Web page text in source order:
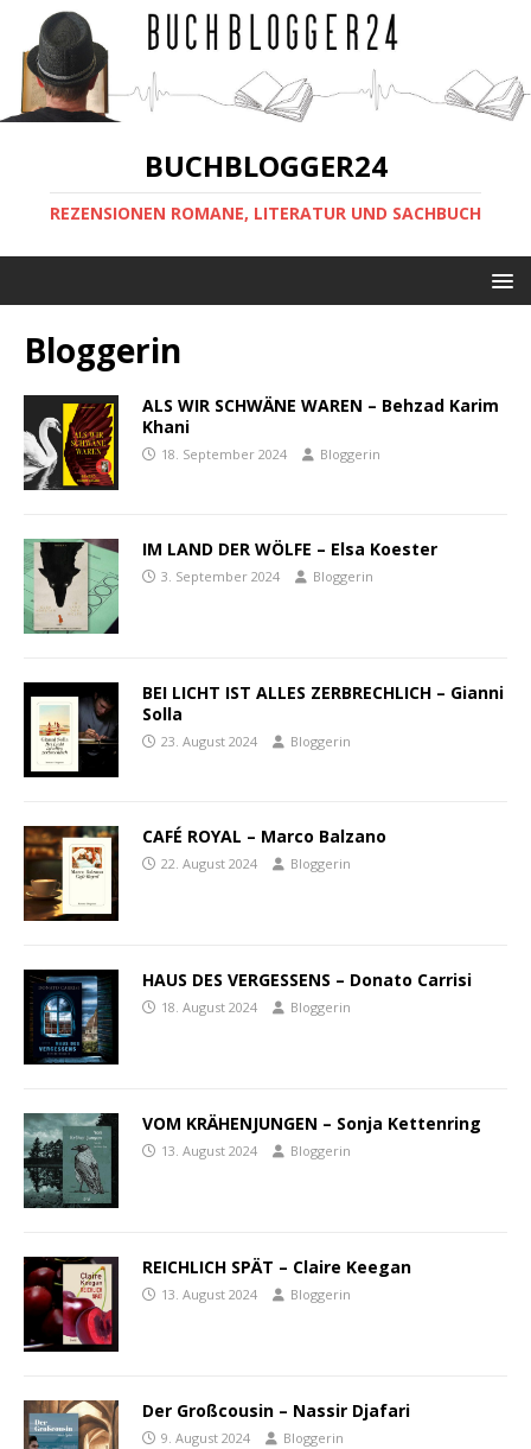
BUCHBLOGGER24
REZENSIONEN ROMANE, LITERATUR UND SACHBUCH
Bloggerin
ALS WIR SCHWÄNE WAREN – Behzad Karim
Khani
18. September 2024 Bloggerin
IM LAND DER WÖLFE – Elsa Koester
3. September 2024 Bloggerin
BEI LICHT IST ALLES ZERBRECHLICH – Gianni
Solla
23. August 2024 Bloggerin
CAFÉ ROYAL – Marco Balzano
22. August 2024 Bloggerin
HAUS DES VERGESSENS – Donato Carrisi
18. August 2024 Bloggerin
VOM KRÄHENJUNGEN – Sonja Kettenring
13. August 2024 Bloggerin
REICHLICH SPÄT – Claire Keegan
13. August 2024 Bloggerin
Der Großcousin – Nassir Djafari
9. August 2024 Bloggerin